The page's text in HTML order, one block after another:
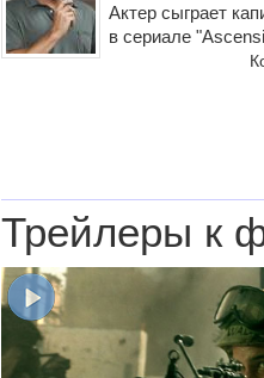
Актер сыграет
в сериале
Трейлеры к